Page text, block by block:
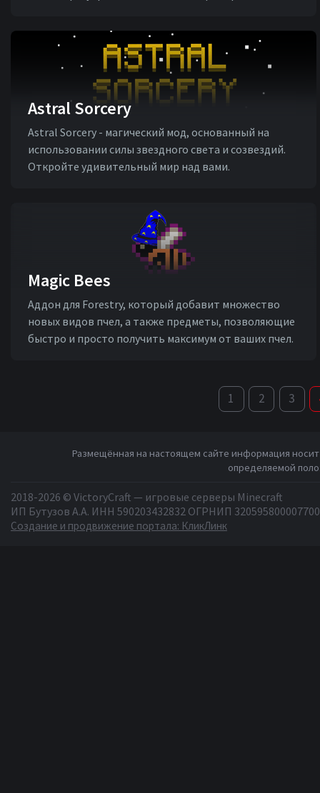
Astral Sorcery
Astral Sorcery - магический мод, основанный на
использовании силы звездного света и созвездий.
Откройте удивительный мир над вами.
Magic Bees
Аддон для Forestry, который добавит множество
новых видов пчел, a также предметы, позволяющие
быстро и просто получить максимум от ваших пчел.
1 2 3
Размещённая на настоящем сайте информация
определяемой
2018-2026 © VictoryCraft — игровые серверы Minecraft
ИП Бутузов А.А. ИНН 590203432832 ОГРНИП 320595800007700
Создание и продвижение портала: КликЛинк